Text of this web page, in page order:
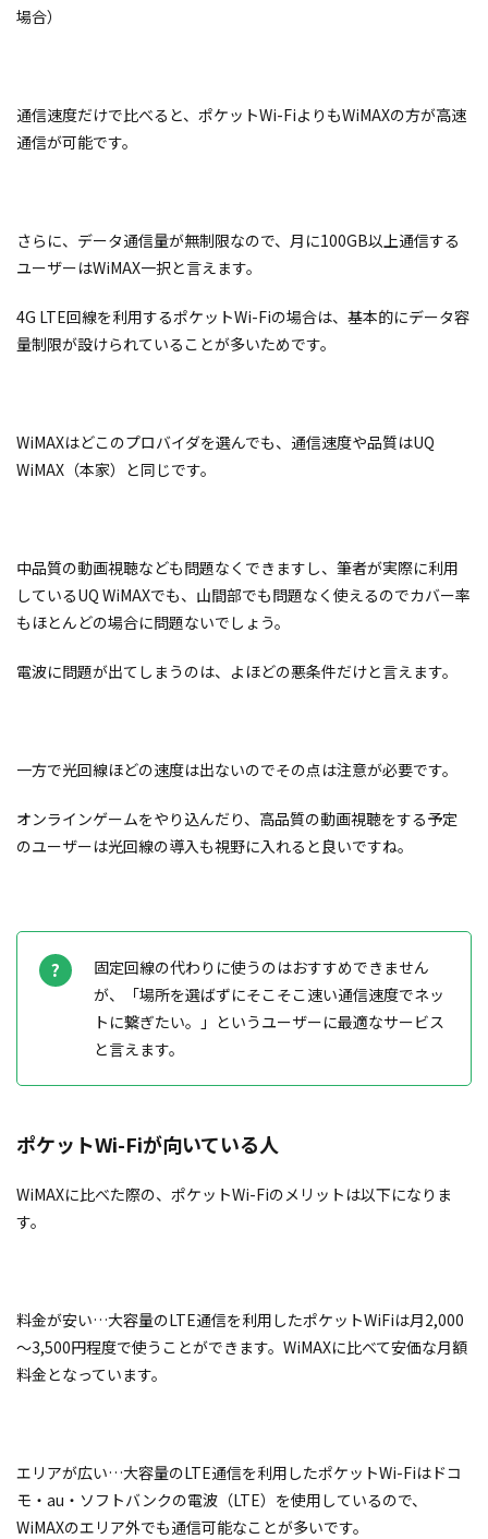
場合）
通信速度だけで比べると、ポケットWi-FiよりもWiMAXの方が高速
通信が可能です。
さらに、データ通信量が無制限なので、月に100GB以上通信する
ユーザーはWiMAX一択と言えます。
4G LTE回線を利用するポケットWi-Fiの場合は、基本的にデータ容
量制限が設けられていることが多いためです。
WiMAXはどこのプロバイダを選んでも、通信速度や品質はUQ
WiMAX（本家）と同じです。
中品質の動画視聴なども問題なくできますし、筆者が実際に利用
しているUQ WiMAXでも、山間部でも問題なく使えるのでカバー率
もほとんどの場合に問題ないでしょう。
電波に問題が出てしまうのは、よほどの悪条件だけと言えます。
一方で光回線ほどの速度は出ないのでその点は注意が必要です。
オンラインゲームをやり込んだり、高品質の動画視聴をする予定
のユーザーは光回線の導入も視野に入れると良いですね。
固定回線の代わりに使うのはおすすめできません
が、「場所を選ばずにそこそこ速い通信速度でネッ
トに繋ぎたい。」というユーザーに最適なサービス
と言えます。
ポケットWi-Fiが向いている人
WiMAXに比べた際の、ポケットWi-Fiのメリットは以下になりま
す。
料金が安い…大容量のLTE通信を利用したポケットWiFiは月2,000
～3,500円程度で使うことができます。WiMAXに比べて安価な月額
料金となっています。
エリアが広い…大容量のLTE通信を利用したポケットWi-Fiはドコ
モ・au・ソフトバンクの電波（LTE）を使用しているので、
WiMAXのエリア外でも通信可能なことが多いです。